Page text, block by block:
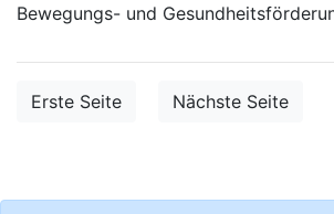
Bewegungs- und
Erste Seite Nächste Seite